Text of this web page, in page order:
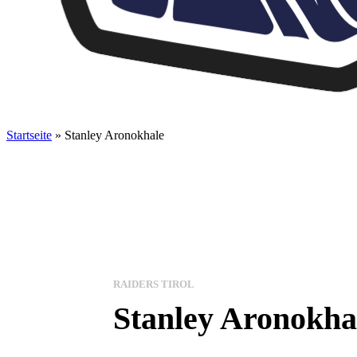
Startseite » Stanley Aronokhale
RAIDERS TIROL
Stanley